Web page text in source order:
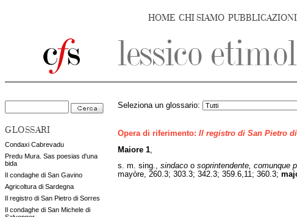
HOME CHI SIAMO PUBBLICAZIONI
GLOSSARI
Condaxi Cabrevadu
Predu Mura. Sas poesias d'una
bida
Il condaghe di San Gavino
Agricoltura di Sardegna
Il registro di San Pietro di Sorres
Il condaghe di San Michele di
Seleziona un glossario:
Opera di riferimento: Il registro di San Pietro
Maiore 1
s. m. sing., sindaco o soprintendente, comunque
mayòre, 260.3; 303.3; 342.3; 359.6,11; 360.3;